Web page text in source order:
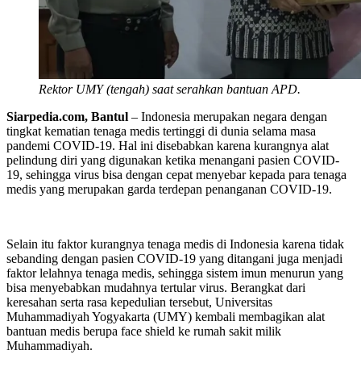
Rektor UMY (tengah) saat serahkan bantuan APD.
Siarpedia.com, Bantul – Indonesia merupakan negara dengan
tingkat kematian tenaga medis tertinggi di dunia selama masa
pandemi COVID-19. Hal ini disebabkan karena kurangnya alat
pelindung diri yang digunakan ketika menangani pasien COVID-
19, sehingga virus bisa dengan cepat menyebar kepada para tenaga
medis yang merupakan garda terdepan penanganan COVID-19.
Selain itu faktor kurangnya tenaga medis di Indonesia karena tidak
sebanding dengan pasien COVID-19 yang ditangani juga menjadi
faktor lelahnya tenaga medis, sehingga sistem imun menurun yang
bisa menyebabkan mudahnya tertular virus. Berangkat dari
keresahan serta rasa kepedulian tersebut, Universitas
Muhammadiyah Yogyakarta (UMY) kembali membagikan alat
bantuan medis berupa face shield ke rumah sakit milik
Muhammadiyah.